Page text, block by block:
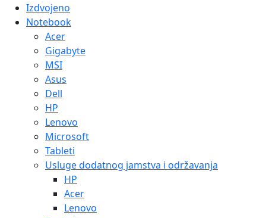
Izdvojeno
Notebook
Acer
Gigabyte
MSI
Asus
Dell
HP
Lenovo
Microsoft
Tableti
Usluge dodatnog jamstva i održavanja
HP
Acer
Lenovo